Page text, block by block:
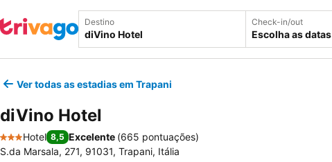
Destino Check-in/out
Escolha as datas
Ver todas as estadias em Trapani
diVino Hotel
3 Estrelas
Hotel 8,5 Excelente (665 pontuações)
S.da Marsala, 271, 91031, Trapani, Itália